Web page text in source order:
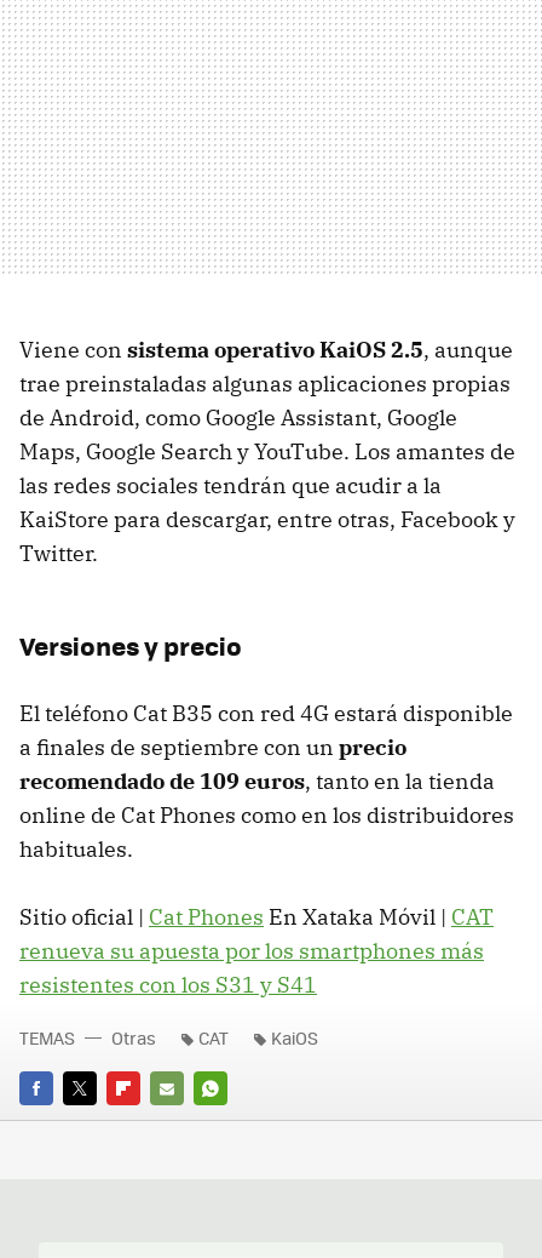
Viene con sistema operativo KaiOS 2.5, aunque
trae preinstaladas algunas aplicaciones propias
de Android, como Google Assistant, Google
Maps, Google Search y YouTube. Los amantes de
las redes sociales tendrán que acudir a la
KaiStore para descargar, entre otras, Facebook y
Twitter.
Versiones y precio
El teléfono Cat B35 con red 4G estará disponible
a finales de septiembre con un precio
recomendado de 109 euros, tanto en la tienda
online de Cat Phones como en los distribuidores
habituales.
Sitio oficial | Cat Phones En Xataka Móvil | CAT
renueva su apuesta por los smartphones más
resistentes con los S31 y S41
FACEBOOK
TWITTERFLIPBOARD
E-
WHATSAPP
TEMAS Otras CAT KaiOS